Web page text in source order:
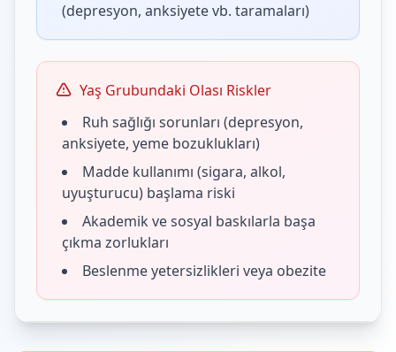
(depresyon, anksiyete vb. taramaları)
Yaş Grubundaki Olası Riskler
Ruh sağlığı sorunları (depresyon,
anksiyete, yeme bozuklukları)
Madde kullanımı (sigara, alkol,
uyuşturucu) başlama riski
Akademik ve sosyal baskılarla başa
çıkma zorlukları
Beslenme yetersizlikleri veya obezite